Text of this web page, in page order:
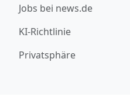
Jobs bei news.de
KI-Richtlinie
Privatsphäre